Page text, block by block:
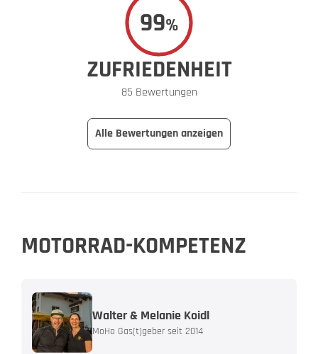
99%
ZUFRIEDENHEIT
85 Bewertungen
Alle Bewertungen anzeigen
MOTORRAD-KOMPETENZ
Walter & Melanie Koidl
MoHo Gas(t)geber seit 2014